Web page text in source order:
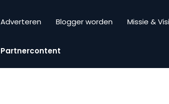
Adverteren Blogger worden Missie &
Partnercontent